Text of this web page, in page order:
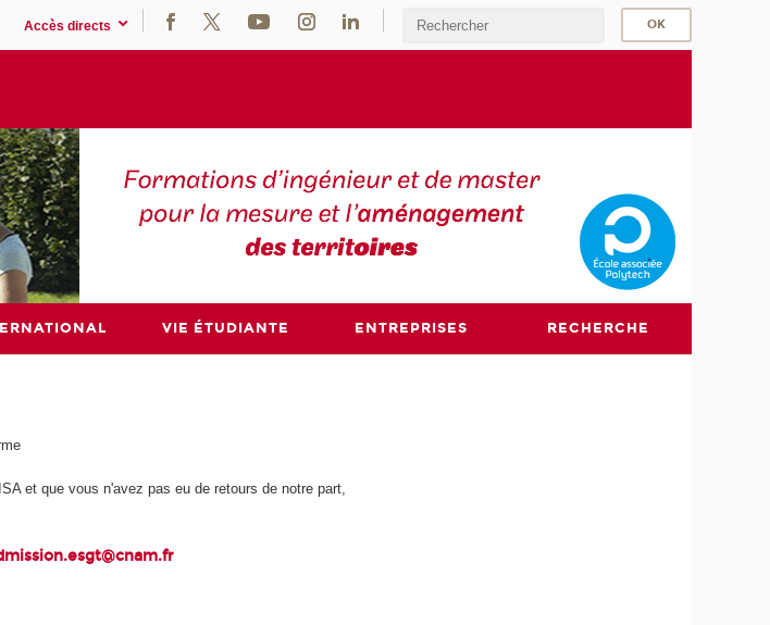
Accès directs
VIE ÉTUDIANTE ENTREPRISES RECHERCHE
et que vous n'avez pas eu de retours de notre part,